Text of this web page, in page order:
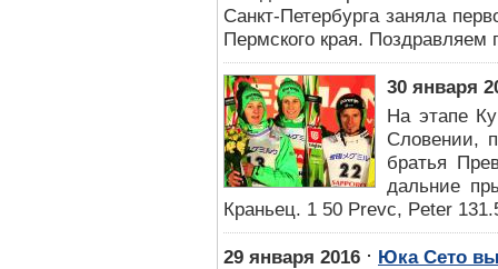
Санкт-Петербурга заняла
Пермского края.
30 января
На этапе
Словении,
братья
дальние
Краньец. 1 50 Prevc, Peter
29 января 2016 ⋅ Юка Сето